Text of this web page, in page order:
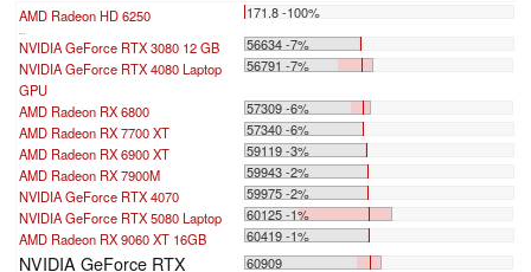
AMD Radeon HD 6250 171.8 -100%
...
NVIDIA GeForce RTX 3080 12 GB
56634 -7%
NVIDIA GeForce RTX 4080 Laptop
GPU
56791 -7%
AMD Radeon RX 6800
57309 -6%
AMD Radeon RX 7700 XT
57340 -6%
AMD Radeon RX 6900 XT
59119 -3%
AMD Radeon RX 7900M
59943 -2%
NVIDIA GeForce RTX 4070
59975 -2%
NVIDIA GeForce RTX 5080 Laptop
60125 -1%
AMD Radeon RX 9060 XT 16GB
60419 -1%
NVIDIA GeForce RTX
60909